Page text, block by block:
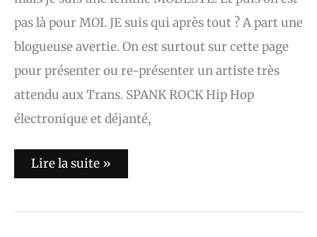
pas là pour MOI. JE suis qui après tout ? A part une
blogueuse avertie. On est surtout sur cette page
pour présenter ou re-présenter un artiste très
attendu aux Trans. SPANK ROCK Hip Hop
électronique et déjanté,
Lire la suite »